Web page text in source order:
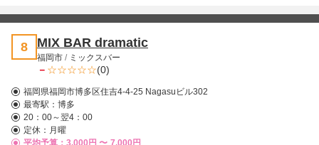
8 MIX BAR dramatic
福岡市 / ミックスバー
－ (0)
福岡県福岡市博多区住吉4-4-25 Nagasuビル302
最寄駅： 博多
20：00～翌4：00
定休：月曜
平均予算：3,000円 〜 7,000円